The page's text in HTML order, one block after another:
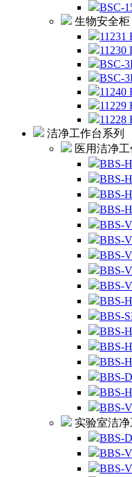
BSC-
生物安全柜
11231
11230
BSC-
BSC-
11240
11229
11228
洁净工作台系列
医用洁净工
BBS-
BBS-
BBS-
BBS-
BBS-
BBS-
BBS-
BBS-
BBS-
BBS-
BBS-
BBS-
BBS-
BBS-
BBS-
BBS-
BBS-
实验室洁净
BBS-
BBS-
BBS-